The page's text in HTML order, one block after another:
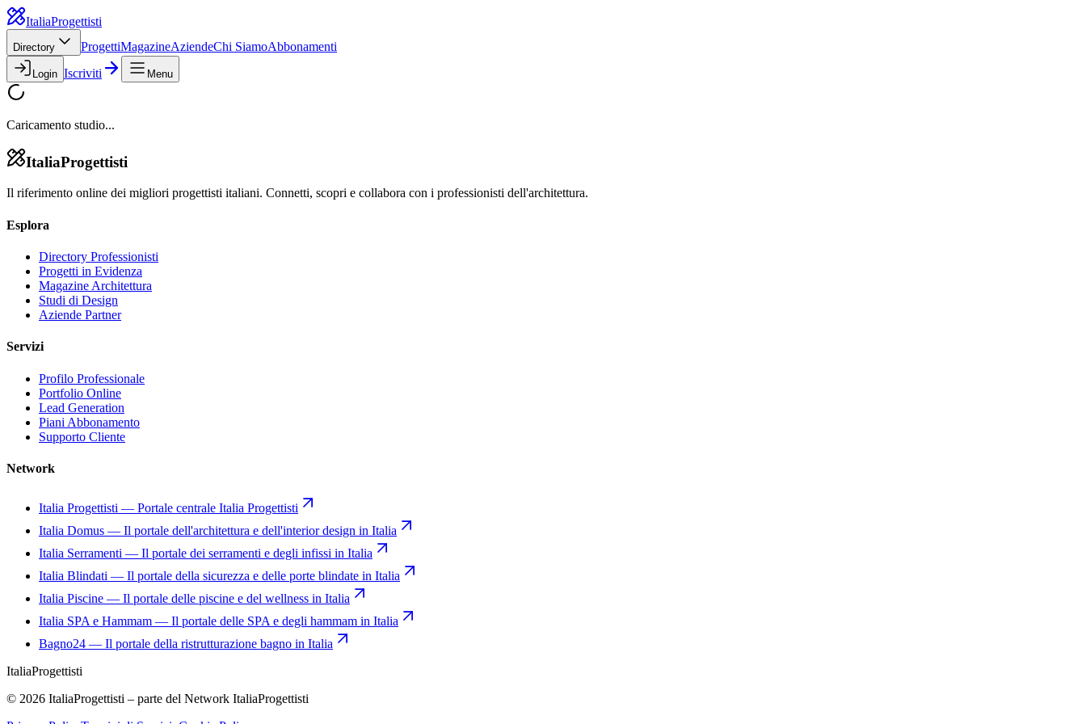
ItaliaProgettisti
Directory ProgettiMagazineAziendeChi SiamoAbbonamenti
Login Iscriviti Menu
Caricamento studio...
ItaliaProgettisti
Il riferimento online dei migliori progettisti italiani. Connetti, scopri e collabora con i professionisti dell'architettura.
Esplora
Directory Professionisti
Progetti in Evidenza
Magazine Architettura
Studi di Design
Aziende Partner
Servizi
Profilo Professionale
Portfolio Online
Lead Generation
Piani Abbonamento
Supporto Cliente
Network
Italia Progettisti — Portale centrale Italia Progettisti
Italia Domus — Il portale dell'architettura e dell'interior design in Italia
Italia Serramenti — Il portale dei serramenti e degli infissi in Italia
Italia Blindati — Il portale della sicurezza e delle porte blindate in Italia
Italia Piscine — Il portale delle piscine e del wellness in Italia
Italia SPA e Hammam — Il portale delle SPA e degli hammam in Italia
Bagno24 — Il portale della ristrutturazione bagno in Italia
ItaliaProgettisti
© 2026 ItaliaProgettisti – parte del Network ItaliaProgettisti